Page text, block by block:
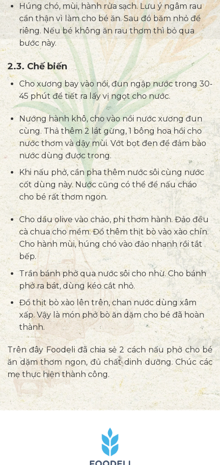
Húng chó, mùi, hành rửa sạch. Lưu ý ngâm rau
cẩn thận vì làm cho bé ăn. Sau đó băm nhỏ để
riêng. Nếu bé không ăn rau thơm thì bỏ qua
bước này.
2.3. Chế biến
Cho xương bay vào nồi, đun ngập nước trong 30-
45 phút để tiết ra lấy vị ngọt cho nước.
Nướng hành khô, cho vào nồi nước xương đun
cùng. Thả thêm 2 lát gừng, 1 bông hoa hồi cho
nước thơm và dậy mùi. Vớt bọt đen để đảm bảo
nước dùng được trong.
Khi nấu phở, cần pha thêm nước sôi cùng nước
cốt dùng này. Nước cũng có thể để nấu cháo
cho bé rất thơm ngon.
Cho dầu olive vào chảo, phi thơm hành. Đảo đều
cà chua cho mềm. Đổ thêm thịt bò vào xào chín.
Cho hành mùi, húng chó vào đảo nhanh rồi tắt
bếp.
Trần bánh phở qua nước sôi cho nhừ. Cho bánh
phở ra bát, dùng kéo cắt nhỏ.
Đổ thịt bò xào lên trên, chan nước dùng xâm
xấp. Vậy là món phở bò ăn dặm cho bé đã hoàn
thành.
Trên đây Foodeli đã chia sẻ 2 cách nấu phở cho bé
ăn dặm thơm ngon, đủ chất dinh dưỡng. Chúc các
mẹ thực hiện thành công.